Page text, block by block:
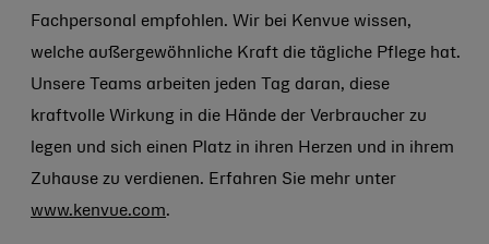
Fachpersonal empfohlen. Wir bei Kenvue wissen,
welche außergewöhnliche Kraft die tägliche Pflege hat.
Unsere Teams arbeiten jeden Tag daran, diese
kraftvolle Wirkung in die Hände der Verbraucher zu
legen und sich einen Platz in ihren Herzen und in ihrem
Zuhause zu verdienen. Erfahren Sie mehr unter
www.kenvue.com.